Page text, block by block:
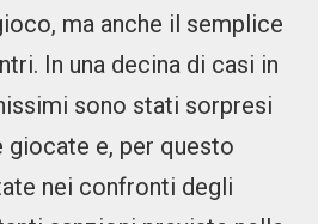
ma anche il semplice
In una decina di casi in
sono stati sorpresi
giocate e, per questo
nei confronti degli